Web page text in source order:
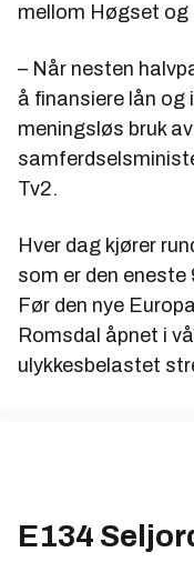
mellom Høgset og
– Når nesten
å finansiere lån og
meningsløs bruk
Tv2.
Hver dag kjører
som er den
Før den nye
Romsdal åpnet i
ulykkesbelastet
E134